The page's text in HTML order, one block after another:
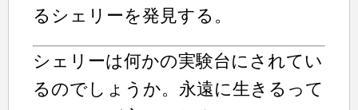
るシェリーを発見する。
シェリーは何かの実験台にされてい
るのでしょうか。永遠に生きるって